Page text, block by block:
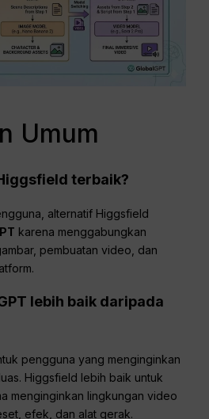
Umum
terbaik?
alternatif Higgsfield
karena menggabungkan
pembuatan video, dan
lebih baik daripada
pengguna yang menginginkan
Higgsfield lebih baik untuk
menginginkan lingkungan video
efek, dan alat gerak.